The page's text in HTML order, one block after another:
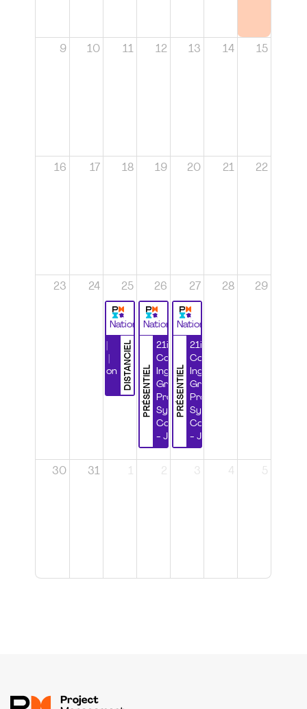
9 10 11 12 13 14 15
16 17 18 19 20 21 22
23 24 25
National
DISTANCIEL
Certification
26
National
PRÉSENTIEL
21ième
Congrès
Ingénierie
Grands
Projets et
Systèmes
Complexes
- Jour 1
27
National
PRÉSENTIEL
21ième
Congrès
Ingénierie
Grands
Projets et
Systèmes
Complexes
- Jour 2
28 29
30 31 1 2 3 4 5